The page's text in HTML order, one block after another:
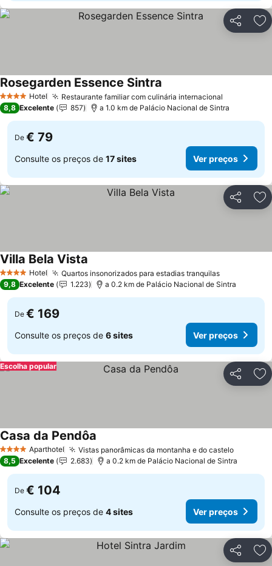
Partilhar
4 EstrelasHotel Restaurante familiar com culinária internacional
Rosegarden Essence Sintra
8,8 Excelente 857 a 1.0 km de Palácio Nacional de Sintra
De € 79
Consulte os preços de 17 sites Ver preços
Partilhar
4 EstrelasHotel Quartos insonorizados para estadias tranquilas
Villa Bela Vista
9,8 Excelente 1.223 a 0.2 km de Palácio Nacional de Sintra
De € 169
Consulte os preços de 6 sites Ver preços
Partilhar
Escolha popular
4 EstrelasAparthotel Vistas panorâmicas da montanha e do castelo
Casa da Pendôa
8,5 Excelente 2.683 a 0.2 km de Palácio Nacional de Sintra
De € 104
Consulte os preços de 4 sites Ver preços
Partilhar